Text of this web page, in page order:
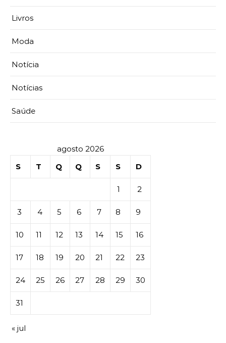
Livros
Moda
Notícia
Notícias
Saúde
agosto 2026
S
T Q Q S S D
1 2
3 4 5 6 7 8 9
10 11 12 13 14 15 16
17 18 19 20 21 22 23
24 25 26 27 28 29 30
31
« jul